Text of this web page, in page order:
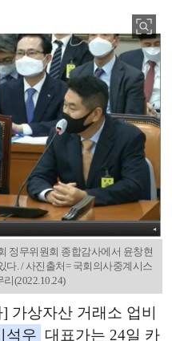
정무위원회 종합감사에서 윤창현
다. / 사진출처= 국회의사중계시스
(2022.10.24)
가상자산 거래소 업비
석우 대표가는 24일 카